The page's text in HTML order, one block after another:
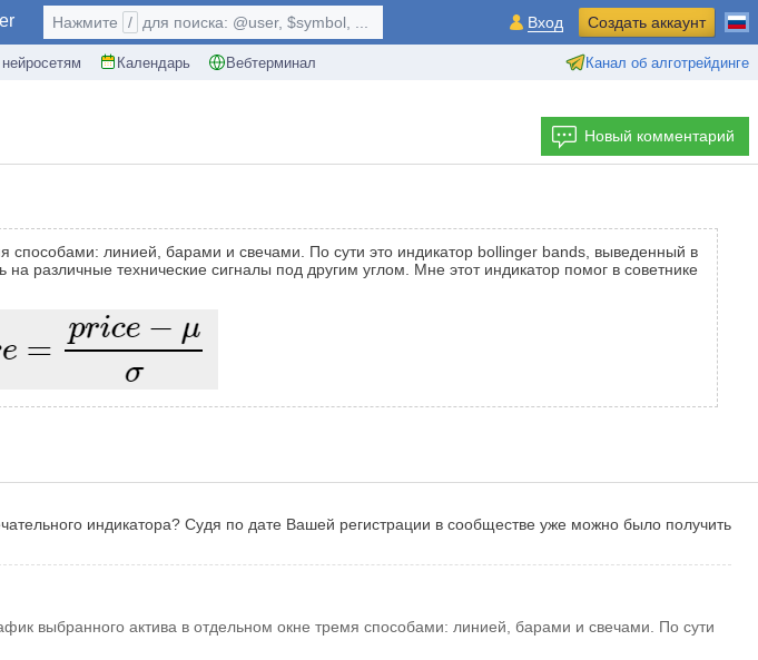
Календарь Вебтерминал Канал об алготрейдинге
Нажмите / для поиска: @user, $symbol, ... Вход Создать аккаунт
Новый комментарий
способами: линией, барами и свечами. По сути это индикатор bollinger bands, выведенный в
различные технические сигналы под другим углом. Мне этот индикатор помог в советнике
индикатора? Судя по дате Вашей регистрации в сообществе уже можно было получить
выбранного актива в отдельном окне тремя способами: линией, барами и свечами. По сути